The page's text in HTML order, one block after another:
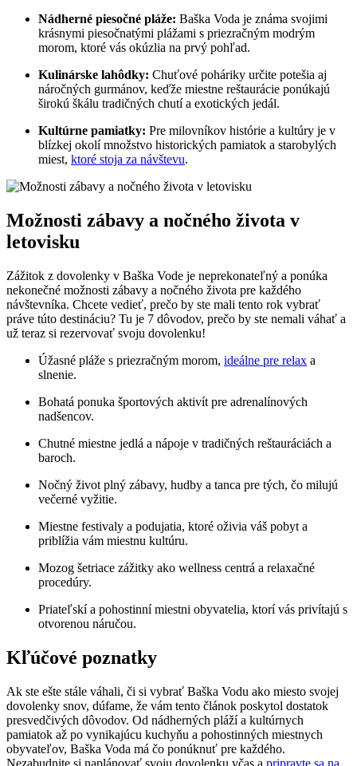
Nádherné piesočné pláže: Baška Voda je známa svojimi
krásnymi piesočnatými plážami s priezračným modrým
morom, ktoré vás okúzlia na prvý pohľad.
Kulinárske lahôdky: Chuťové poháriky určite potešia aj
náročných gurmánov, keďže miestne reštaurácie ponúkajú
širokú škálu tradičných chutí a exotických jedál.
Kultúrne pamiatky: Pre milovníkov histórie a kultúry je v
blízkej okolí množstvo historických pamiatok a starobylých
miest, ktoré stoja za návštevu.
Možnosti zábavy a nočného života v
letovisku
Zážitok z dovolenky v Baška Vode je neprekonateľný a ponúka
nekonečné možnosti zábavy a nočného života pre každého
návštevníka. Chcete vedieť, prečo by ste mali tento rok vybrať
práve túto destináciu? Tu je 7 dôvodov, prečo by ste nemali váhať a
už teraz si rezervovať svoju dovolenku!
Úžasné pláže s priezračným morom, ideálne pre relax a
slnenie.
Bohatá ponuka športových aktivít pre adrenalínových
nadšencov.
Chutné miestne jedlá a nápoje v tradičných reštauráciách a
baroch.
Nočný život plný zábavy, hudby a tanca pre tých, čo milujú
večerné vyžitie.
Miestne festivaly a podujatia, ktoré oživia váš pobyt a
priblížia vám miestnu kultúru.
Mozog šetriace zážitky ako wellness centrá a relaxačné
procedúry.
Priateľskí a pohostinní miestni obyvatelia, ktorí vás privítajú s
otvorenou náručou.
Kľúčové poznatky
Ak ste ešte stále váhali, či si vybrať Baška Vodu ako miesto svojej
dovolenky snov, dúfame, že vám tento článok poskytol dostatok
presvedčivých dôvodov. Od nádherných pláží a kultúrnych
pamiatok až po vynikajúcu kuchyňu a pohostinných miestnych
obyvateľov, Baška Voda má čo ponúknuť pre každého.
Nezabudnite si naplánovať svoju dovolenku včas a pripravte sa na